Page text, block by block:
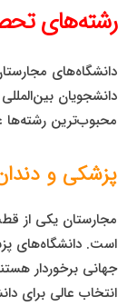
رشته‌های
دانشگاه‌های
دانشجویان
محبوب‌ترین رشته‌ها
پزشکی و
مجارستان یکی از
است. دانشگاه‌های
جهانی برخوردار
انتخاب عالی برای